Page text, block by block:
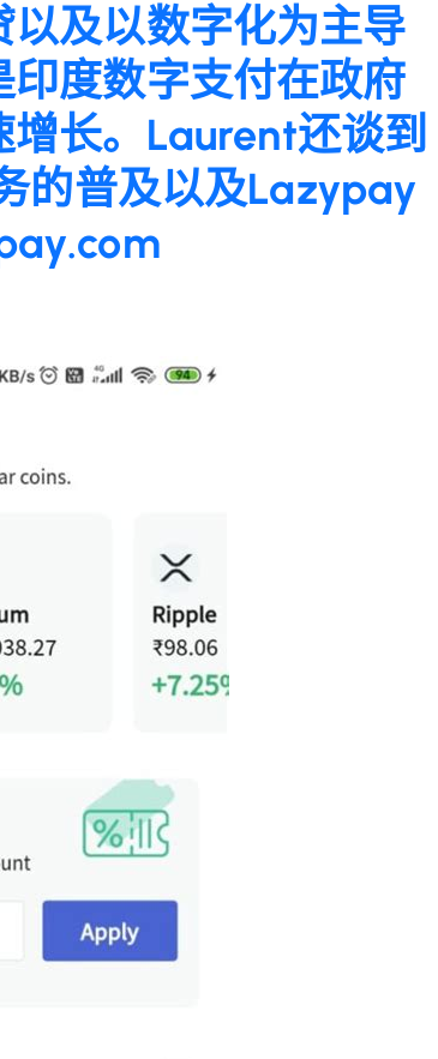
及以数字化为主导
度数字支付在政府
长。Laurent还谈到
的普及以及Lazypay